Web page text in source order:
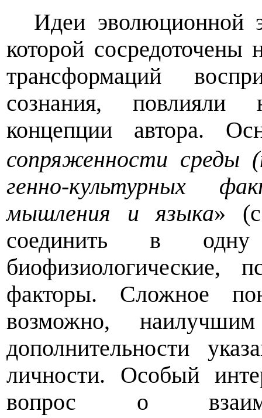
Идеи эволюционной
которой сосредоточены
трансформаций
сознания, повлияли
концепции автора.
сопряженности среды
генно-культурных
мышления и языка»
соединить в одну
биофизиологические,
факторы. Сложное
возможно,
дополнительности
личности. Особый
вопрос о